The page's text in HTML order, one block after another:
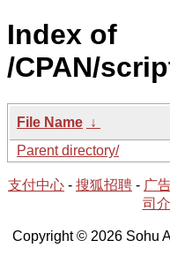
Index of
/CPAN/
File Name ↓
Parent directory/
支付中心 - 搜狐招聘 - 广
司
Copyright © 2026 Sohu